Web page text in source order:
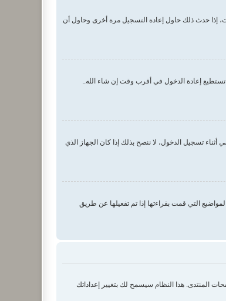
إذا حدث ذلك حاول إعادة التسجيل مرة أخرى وحاول أن
إعادة الدخول في أقرب وقت إن شاء الله..
أثناء تسجيل الدخول، لا ننصح بذلك إذا كان الجهاز الذي
التي قمت بقراءتها إذا تم تفعيلها عن طريق
المنتدى. هذا النظام سيسمح لك بتغيير إعداداتك